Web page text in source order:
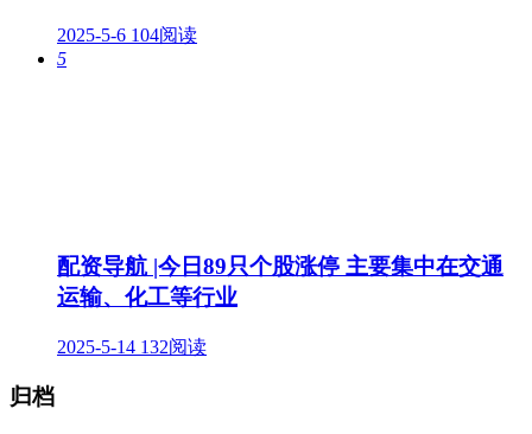
2025-5-6 104阅读
5
配资导航 |今日89只个股涨停 主要集中在交通
运输、化工等行业
2025-5-14 132阅读
归档